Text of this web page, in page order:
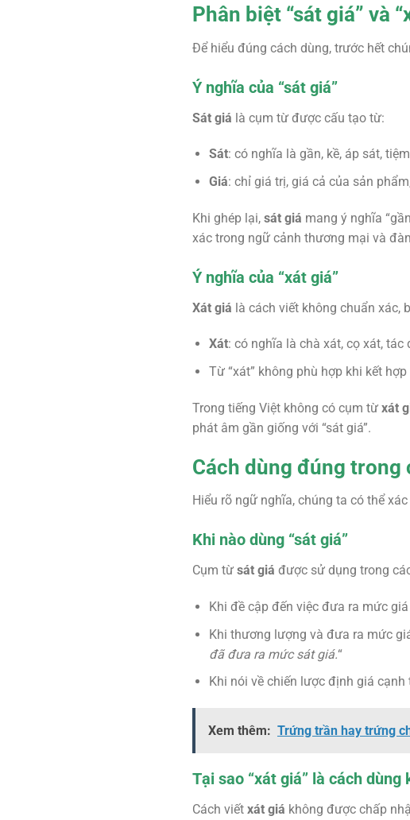
Phân biệt “sát giá” và
Để hiểu đúng cách dùng, trước hết
Ý nghĩa của “sát giá”
Sát giá là cụm từ được cấu tạo từ:
Sát: có nghĩa là gần, kề, áp sát,
Giá: chỉ giá trị, giá cả của sản
Khi ghép lại, sát giá mang ý nghĩa
xác trong ngữ cảnh thương mại và
Ý nghĩa của “xát giá”
Xát giá là cách viết không chuẩn xác,
Xát: có nghĩa là chà xát, cọ xát, tác
Từ “xát” không phù hợp khi kết
Trong tiếng Việt không có cụm từ xát
phát âm gần giống với “sát giá”.
Cách dùng đúng trong
Hiểu rõ ngữ nghĩa, chúng ta có thể
Khi nào dùng “sát giá”
Cụm từ sát giá được sử dụng trong
Khi đề cập đến việc đưa ra mức
Khi thương lượng và đưa ra mức
đã đưa ra mức sát giá.“
Khi nói về chiến lược định giá cạnh
Xem thêm: Trứng trần hay trứng
Tại sao “xát giá” là cách dùng
Cách viết xát giá không được chấp